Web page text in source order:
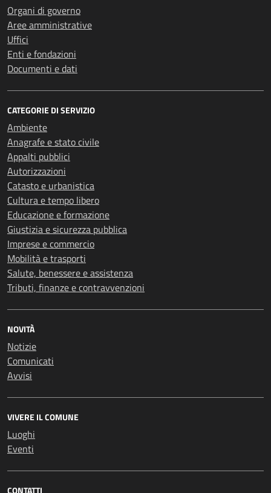
Organi di governo
Aree amministrative
Uffici
Enti e fondazioni
Documenti e dati
CATEGORIE DI SERVIZIO
Ambiente
Anagrafe e stato civile
Appalti pubblici
Autorizzazioni
Catasto e urbanistica
Cultura e tempo libero
Educazione e formazione
Giustizia e sicurezza pubblica
Imprese e commercio
Mobilità e trasporti
Salute, benessere e assistenza
Tributi, finanze e contravvenzioni
NOVITÀ
Notizie
Comunicati
Avvisi
VIVERE IL COMUNE
Luoghi
Eventi
CONTATTI